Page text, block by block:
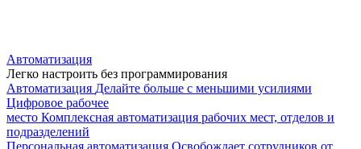
Автоматизация
Легко настроить без программирования
Автоматизация Делайте больше с меньшими усилиями
Цифровое рабочее
место Комплексная автоматизация рабочих мест, отделов и
подразделений
Персональная автоматизация Освобождает сотрудников от